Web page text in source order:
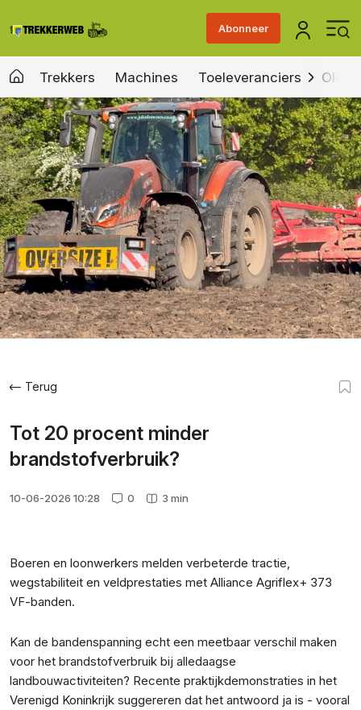
Abonneer
Trekkers Machines Toeleveranciers Old &
Terug
Tot 20 procent minder
brandstofverbruik?
10-06-2026 10:28 0 3 min
Boeren en loonwerkers melden verbeterde tractie,
wegstabiliteit en veldprestaties met Alliance Agriflex+ 373
VF-banden.
Kan de bandenspanning echt een meetbaar verschil maken
voor het brandstofverbruik bij alledaagse
landbouwactiviteiten? Recente praktijkdemonstraties in het
Verenigd Koninkrijk suggereren dat het antwoord ja is - vooral